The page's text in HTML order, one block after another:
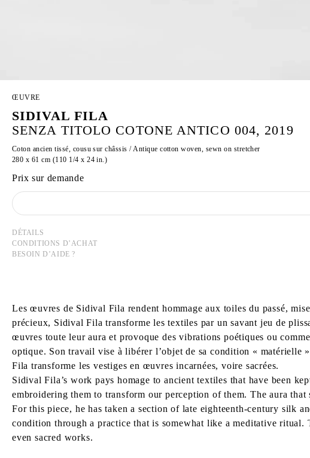
ŒUVRE
SIDIVAL FILA
SENZA TITOLO COTONE ANTICO 004, 2019
Coton ancien tissé, cousu sur châssis / Antique cotton woven, sewn on stretcher
280 x 61 cm (110 1/4 x 24 in.)
Prix sur demande
DÉTAILS
CONDITIONS D’ACHAT
BESOIN D’AIDE ?
Les œuvres de Sidival Fila rendent hommage aux toiles du passé,
précieux, Sidival Fila transforme les textiles par un savant jeu de
œuvres toute leur aura et provoque des vibrations poétiques ou
optique. Son travail vise à libérer l’objet de sa condition «
Fila transforme les vestiges en œuvres incarnées, voire sacrées.
Sidival Fila’s work pays homage to ancient textiles that have been
embroidering them to transform our perception of them. The aura
For this piece, he has taken a section of late eighteenth-century silk
condition through a practice that is somewhat like a meditative
even sacred works.